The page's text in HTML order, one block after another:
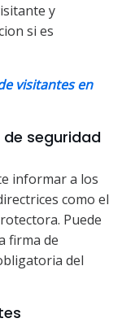
y
si es
visitantes en
seguridad
informar a los
como el
Puede
firma de
del